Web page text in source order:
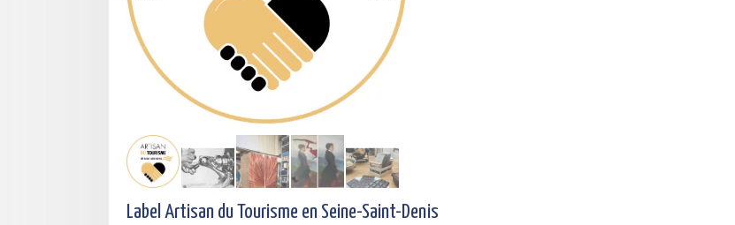
Label Artisan du Tourisme en Seine-Saint-Denis